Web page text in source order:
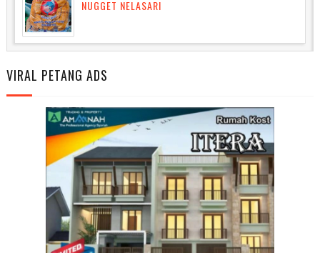
NUGGET NELASARI
VIRAL PETANG ADS